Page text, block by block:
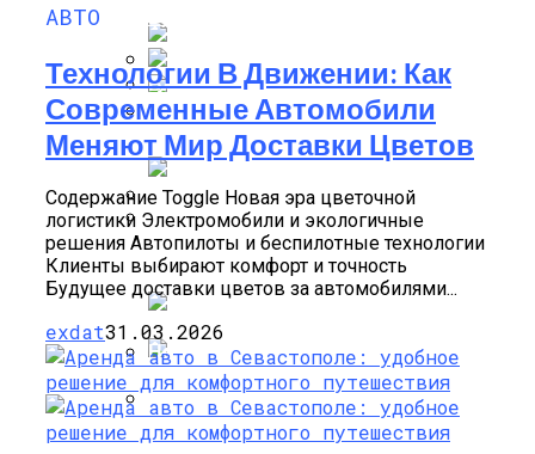
Способы Выпуска Современных
Сэндвич-Панелей
Насколько Важно Получение
Разрешения На Реконструкцию?
Миндальный Пилинг Для Лица:
Отзывы И Что Это Такое?
Лактолан Пилинг Крем Холи Ленд,
Применение И Воздействие Препарата
На Кожу
Химический Пилинг:
Особенности Газосиликатных Блоков
Появились Изображения Интерьера
Нового Электрокара От Changan И Huawei
В Госдуме Предложили Установить 50%
Скидки На Штрафы За Неоплаченную
Парковку
АВТО
Технологии В Движении: Как
Современные Автомобили
Меняют Мир Доставки Цветов
Содержание Toggle Новая эра цветочной
логистики Электромобили и экологичные
решения Автопилоты и беспилотные технологии
Клиенты выбирают комфорт и точность
Будущее доставки цветов за автомобилями...
exdat31.03.2026